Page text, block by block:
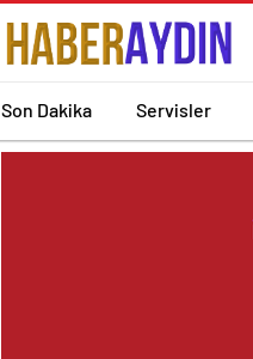
Son Dakika Servisler